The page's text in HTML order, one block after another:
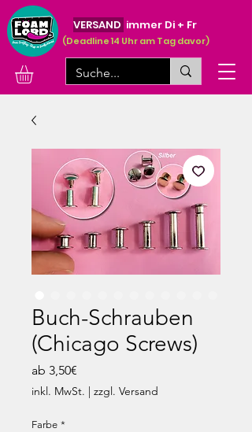
VERSAND immer Di + Fr
(Deadline 14 Uhr am Tag davor)
Buch-Schrauben
(Chicago Screws)
ab 3,50€
Preis
inkl. MwSt. | zzgl. Versand
Farbe *